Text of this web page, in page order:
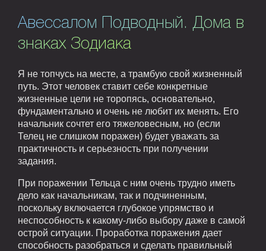
Авессалом Подводный. Дома в
знаках Зодиака
Я не топчусь на месте, а трамбую свой жизненный
путь. Этот человек ставит себе конкретные
жизненные цели не торопясь, основательно,
фундаментально и очень не любит их менять. Его
начальник сочтет его тяжеловесным, но (если
Телец не слишком поражен) будет уважать за
практичность и серьезность при получении
задания.
При поражении Тельца с ним очень трудно иметь
дело как начальникам, так и подчиненным,
поскольку включается глубокое упрямство и
неспособность к какому-либо выбору даже в самой
острой ситуации. Проработка поражения дает
способность разобраться и сделать правильный